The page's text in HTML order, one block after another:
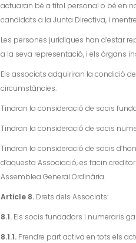
actuaran bé a títol personal o bé en
candidats a la Junta Directiva, i
Les persones jurídiques han d’estar
a la seva representació, i els òrgans
Els associats adquiriran la condició
circumstàncies:
Tindran la consideració de socis
Tindran la consideració de socis
Tindran la consideració de socis
d’aquesta Associació, es facin
Assemblea General Ordinària.
Article 8. Drets dels Associats:
8.1. Els socis fundadors i numeraris
8.1.1. Prendre part activa en tots els